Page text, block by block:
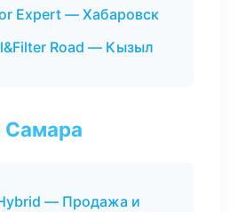
Expert — Хабаровск
Road — Кызыл
Самара
— Продажа и